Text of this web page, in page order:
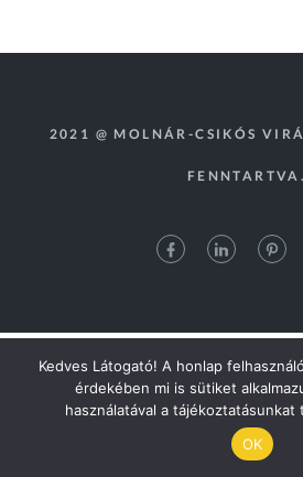
2021 @ MOLNÁR-CSIKÓS
FENNTARTVA.
Kedves Látogató! A honlap
érdekében mi is sütiket
használatával a tájékoztatásunkat
OK